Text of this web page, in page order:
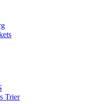
Trier